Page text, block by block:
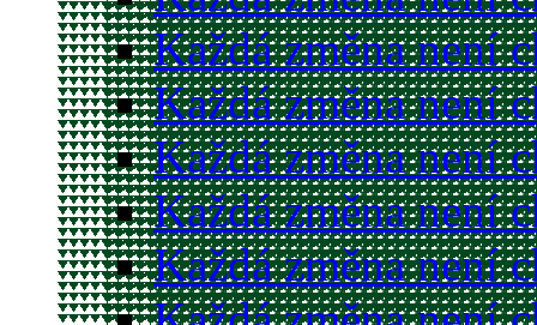
Každá změna není
Každá změna není
Každá změna není
Každá změna není
Každá změna není